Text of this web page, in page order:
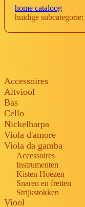
home cataloog
huidige subcategorie:
Accessoires
Altviool
Bas
Cello
Nickelharpa
Viola d'amore
Viola da gamba
Accessoires
Instrumenten
Kisten Hoezen
Snaren en fretten
Strijkstokken
Viool